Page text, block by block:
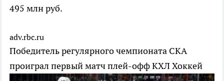
495 млн руб.
adv.rbc.ru
Победитель регулярного чемпионата СКА
проиграл первый матч плей-офф КХЛХоккей